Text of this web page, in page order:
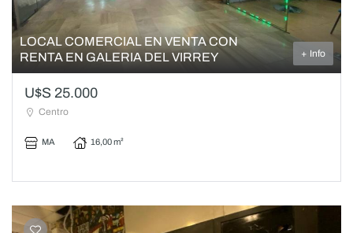
LOCAL COMERCIAL EN VENTA CON
RENTA EN GALERIA DEL VIRREY
+ Info
U$S 25.000
Centro
MA 16,00 m²